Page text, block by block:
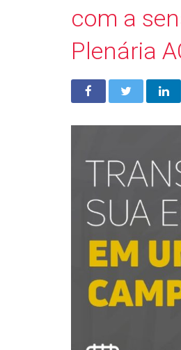
com a
Plenária